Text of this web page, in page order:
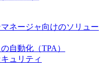
ネージャ向けのソリュー
自動化（TPA）
ュリティ